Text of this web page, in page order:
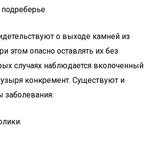
о выходе камней из
этом опасно оставлять их без
случаях наблюдается вколоченный
конкремент. Существуют и